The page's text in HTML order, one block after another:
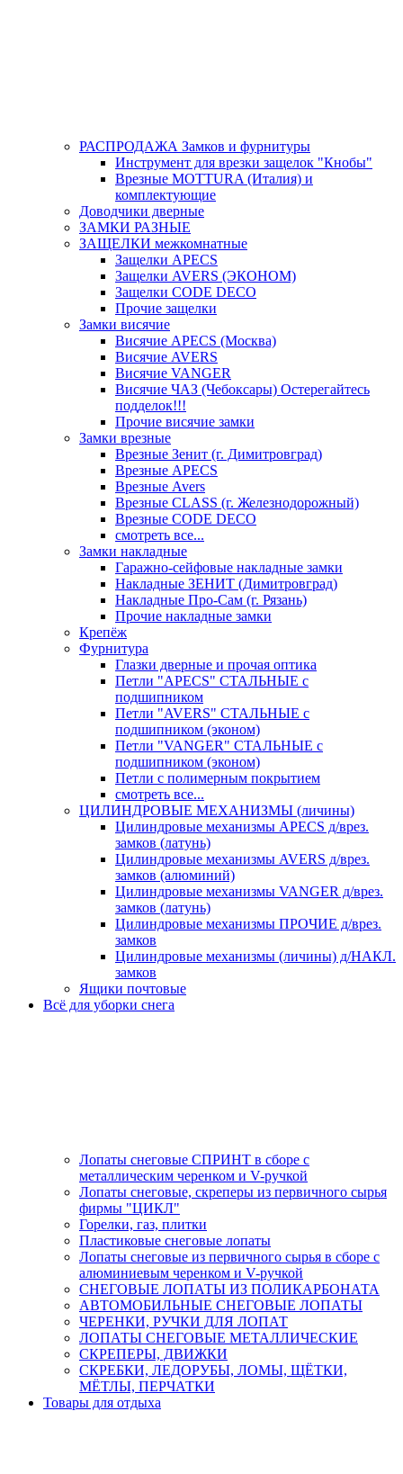
РАСПРОДАЖА Замков и фурнитуры
Инструмент для врезки защелок "Кнобы"
Врезные MOTTURA (Италия) и
комплектующие
Доводчики дверные
ЗАМКИ РАЗНЫЕ
ЗАЩЕЛКИ межкомнатные
Защелки APECS
Защелки AVERS (ЭКОНОМ)
Защелки CODE DECO
Прочие защелки
Замки висячие
Висячие APECS (Москва)
Висячие AVERS
Висячие VANGER
Висячие ЧАЗ (Чебоксары) Остерегайтесь
подделок!!!
Прочие висячие замки
Замки врезные
Врезные Зенит (г. Димитровград)
Врезные APECS
Врезные Avers
Врезные CLASS (г. Железнодорожный)
Врезные CODE DECO
смотреть все...
Замки накладные
Гаражно-сейфовые накладные замки
Накладные ЗЕНИТ (Димитровград)
Накладные Про-Сам (г. Рязань)
Прочие накладные замки
Крепёж
Фурнитура
Глазки дверные и прочая оптика
Петли "APECS" СТАЛЬНЫЕ с
подшипником
Петли "AVERS" СТАЛЬНЫЕ с
подшипником (эконом)
Петли "VANGER" СТАЛЬНЫЕ с
подшипником (эконом)
Петли с полимерным покрытием
смотреть все...
ЦИЛИНДРОВЫЕ МЕХАНИЗМЫ (личины)
Цилиндровые механизмы APECS д/врез.
замков (латунь)
Цилиндровые механизмы AVERS д/врез.
замков (алюминий)
Цилиндровые механизмы VANGER д/врез.
замков (латунь)
Цилиндровые механизмы ПРОЧИЕ д/врез.
замков
Цилиндровые механизмы (личины) д/НАКЛ.
замков
Ящики почтовые
Всё для уборки снега
Лопаты снеговые СПРИНТ в сборе с
металлическим черенком и V-ручкой
Лопаты снеговые, скреперы из первичного сырья
фирмы "ЦИКЛ"
Горелки, газ, плитки
Пластиковые снеговые лопаты
Лопаты снеговые из первичного сырья в сборе с
алюминиевым черенком и V-ручкой
СНЕГОВЫЕ ЛОПАТЫ ИЗ ПОЛИКАРБОНАТА
АВТОМОБИЛЬНЫЕ СНЕГОВЫЕ ЛОПАТЫ
ЧЕРЕНКИ, РУЧКИ ДЛЯ ЛОПАТ
ЛОПАТЫ СНЕГОВЫЕ МЕТАЛЛИЧЕСКИЕ
СКРЕПЕРЫ, ДВИЖКИ
СКРЕБКИ, ЛЕДОРУБЫ, ЛОМЫ, ЩЁТКИ,
МЁТЛЫ, ПЕРЧАТКИ
Товары для отдыха